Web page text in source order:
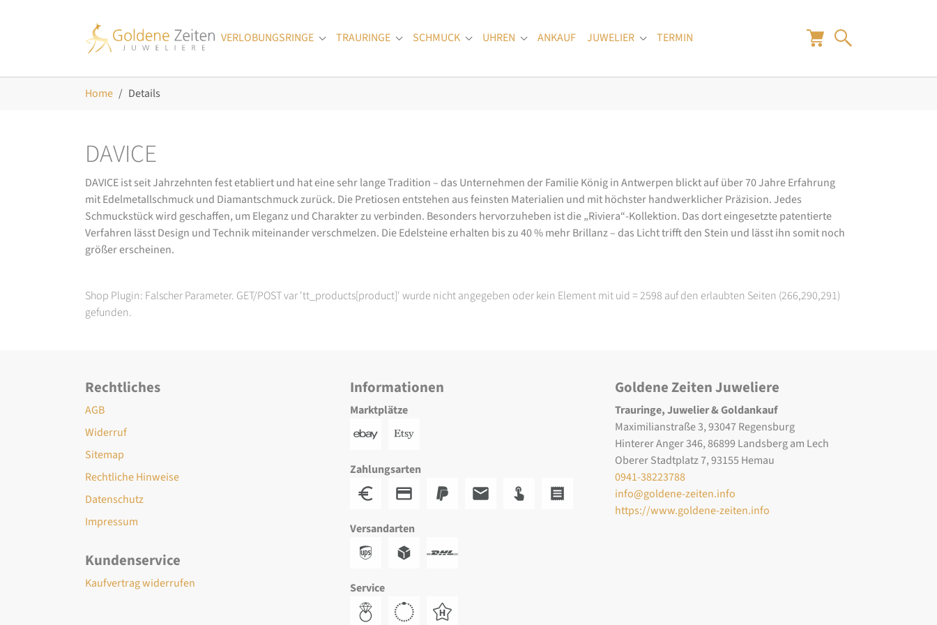
VERLOBUNGSRINGE
Submenu for "Verlobungsringe"
TRAURINGE Submenu for "Trauringe"
SCHMUCK Submenu for "Schmuck"
UHREN Submenu for "Uhren"
ANKAUF JUWELIER Submenu for "Juwelier"
TERMIN
Home Details
DAVICE
DAVICE ist seit Jahrzehnten fest etabliert und hat eine sehr lange Tradition – das Unternehmen der Familie König in Antwerpen blickt auf über 70 Jahre Erfahrung
mit Edelmetallschmuck und Diamantschmuck zurück. Die Pretiosen entstehen aus feinsten Materialien und mit höchster handwerklicher Präzision. Jedes
Schmuckstück wird geschaffen, um Eleganz und Charakter zu verbinden. Besonders hervorzuheben ist die „Riviera“-Kollektion. Das dort eingesetzte patentierte
Verfahren lässt Design und Technik miteinander verschmelzen. Die Edelsteine erhalten bis zu 40 % mehr Brillanz – das Licht trifft den Stein und lässt ihn somit noch
größer erscheinen.
Shop Plugin: Falscher Parameter. GET/POST var 'tt_products[product]' wurde nicht angegeben oder kein Element mit uid = 2598 auf den erlaubten Seiten (266,290,291)
gefunden.
Rechtliches
AGB
Widerruf
Sitemap
Rechtliche Hinweise
Datenschutz
Impressum
Kundenservice
Kaufvertrag widerrufen
Informationen
Marktplätze
Zahlungsarten
Versandarten
Service
Goldene Zeiten Juweliere
Trauringe, Juwelier & Goldankauf
Maximilianstraße 3, 93047 Regensburg
Hinterer Anger 346, 86899 Landsberg am Lech
Oberer Stadtplatz 7, 93155 Hemau
0941-38223788
info@goldene-zeiten.info
https://www.goldene-zeiten.info